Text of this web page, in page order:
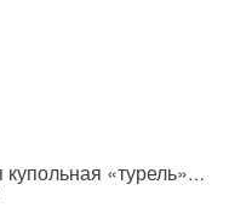
Tiandy-IPEYE-TC-32XN-PVZ 2Мп купольная «турель» IP камера с фиксированным объективом, серия SPARK со встроенным агентом IPEYE для ПВЗ